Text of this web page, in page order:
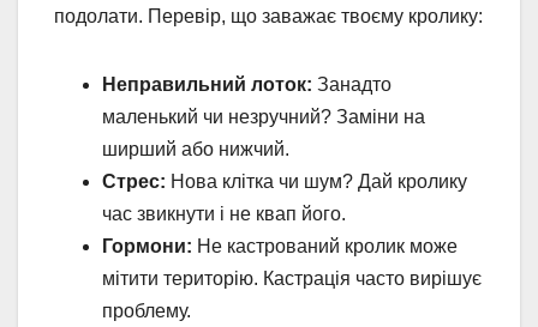
подолати. Перевір, що заважає твоєму кролику:
Неправильний лоток: Занадто
маленький чи незручний? Заміни на
ширший або нижчий.
Стрес: Нова клітка чи шум? Дай кролику
час звикнути і не квап його.
Гормони: Не кастрований кролик може
мітити територію. Кастрація часто вирішує
проблему.